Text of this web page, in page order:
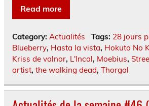
Read more
Category: Actualités Tags: 28 jours
Blueberry, Hasta la vista, Hokuto No
Kriss de valnor, L'Incal, Moebius,
artist, the walking dead, Thorgal